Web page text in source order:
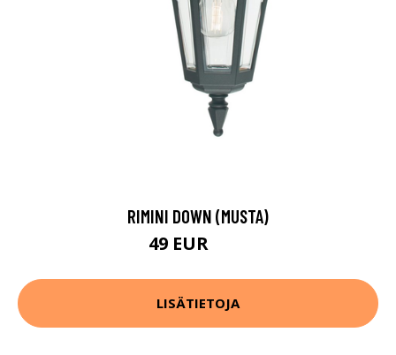
RIMINI DOWN (MUSTA)
49 EUR
LISÄTIETOJA